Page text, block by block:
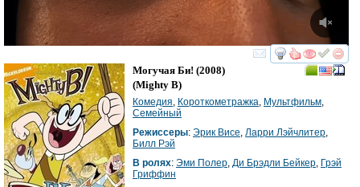
смотреть
Могучая Би! (2008)
(Mighty B)
Комедия, Короткометражка, Мультфильм,
Семейный
Режиссеры: Эрик Висе, Ларри Лэйчлитер,
Билл Рэй
В ролях: Эми Полер, Ди Брэдли Бейкер, Грэй
Гриффин